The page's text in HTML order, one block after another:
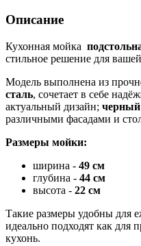
Описание
Кухонная мойка
стильное решение для
Модель выполнена из
сталь, сочетает в себе
актуальный дизайн; черный
различными фасадами и
Размеры мойки:
ширина - 49 см
глубина - 44 см
высота - 22 см
Такие размеры удобны для
идеально подходят как для
кухонь.